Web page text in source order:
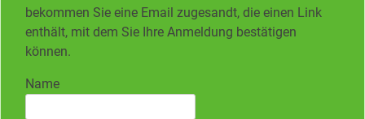
bekommen Sie eine Email zugesandt, die einen Link
enthält, mit dem Sie Ihre Anmeldung bestätigen
können.
Name